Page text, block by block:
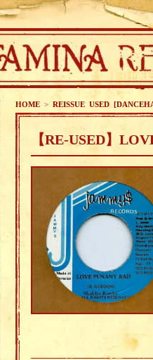
HOME > REISSUE USED
【RE-USED】